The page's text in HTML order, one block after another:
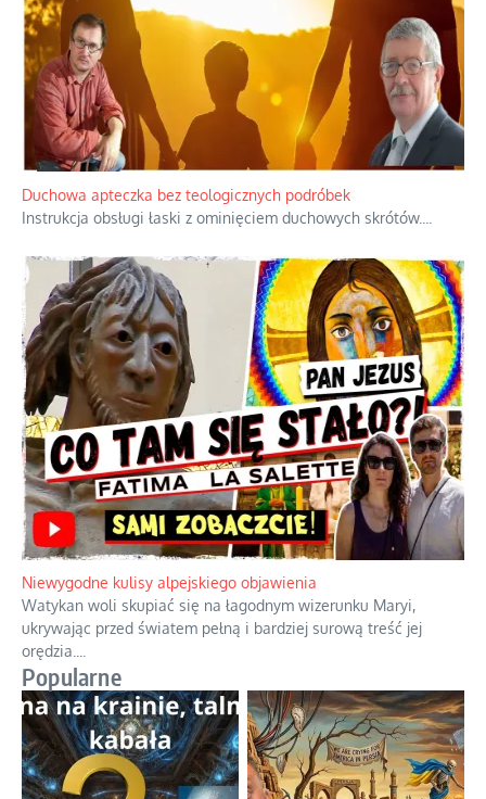
Duchowa apteczka bez teologicznych podróbek
Instrukcja obsługi łaski z ominięciem duchowych skrótów.
Niewygodne kulisy alpejskiego objawienia
Watykan woli skupiać się na łagodnym wizerunku Maryi,
ukrywając przed światem pełną i bardziej surową treść jej
orędzia.
Popularne